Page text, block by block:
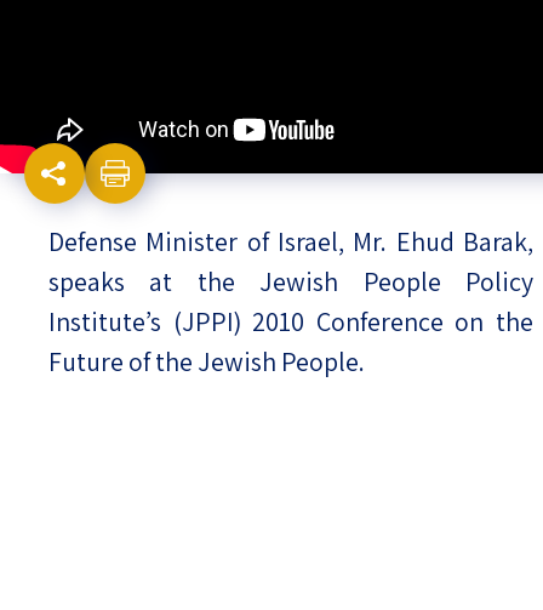
Defense Minister of Israel, Mr. Ehud Barak,
speaks at the Jewish People Policy
Institute’s (JPPI) 2010 Conference on the
Future of the Jewish People.